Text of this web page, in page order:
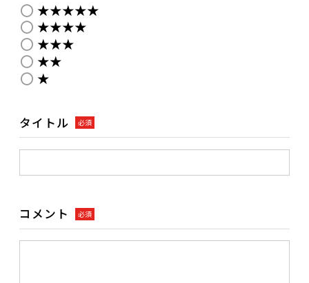
★★★★★
★★★★
★★★
★★
★
タイトル 必須
コメント 必須